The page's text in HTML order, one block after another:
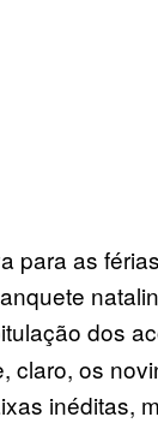
para as
dos
claro, os
inéditas,